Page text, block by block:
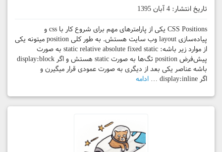
تاریخ انتشار: 4 آبان 1395
CSS Positions یکی از پارامترهای مهم برای شروع کار با css و
پیاده‌سازی layout وب سایت هستش. به طور کلی position میتونه یکی
از موارد زیر باشه: static relative absolute fixed static به صورت
پیش‌فرض position تگ‌ها به صورت static هستش و اگر display:block
باشه عناصر یکی بعد از دیگری به صورت عمودی قرار میگیرن و
اگر display:inline …
ادامه